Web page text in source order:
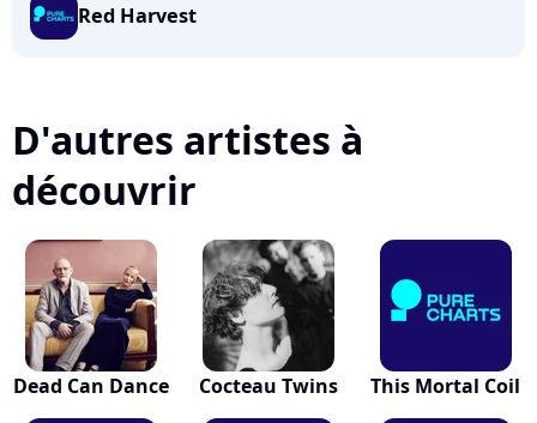
Red Harvest
D'autres artistes à
découvrir
Dead Can Dance Cocteau Twins This Mortal Coil